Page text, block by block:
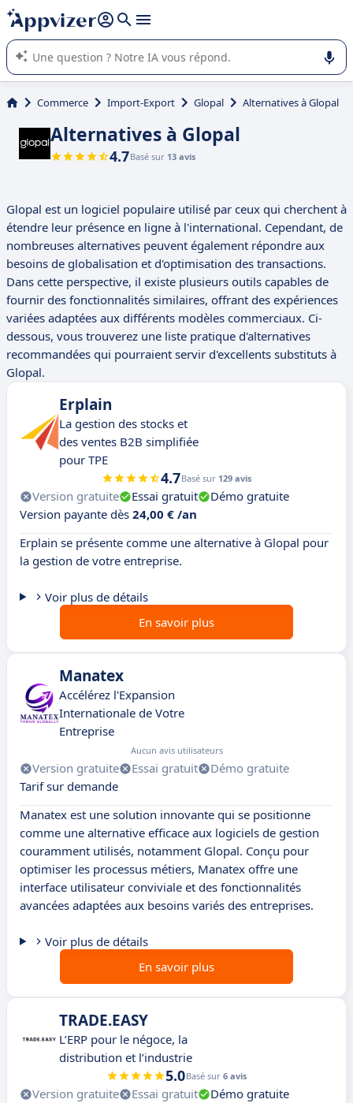
répondre (plusieurs lignes avec
L'IA de Appvizer vous guide dans l'utilisation ou la sélection de
logiciel SaaS en entreprise.
Commerce Import-Export Glopal Alternatives à Glopal
Alternatives à Glopal
4.7Basé sur 13 avis
Glopal est un logiciel populaire utilisé par ceux qui cherchent à
étendre leur présence en ligne à l'international. Cependant, de
nombreuses alternatives peuvent également répondre aux
besoins de globalisation et d'optimisation des transactions.
Dans cette perspective, il existe plusieurs outils capables de
fournir des fonctionnalités similaires, offrant des expériences
variées adaptées aux différents modèles commerciaux. Ci-
dessous, vous trouverez une liste pratique d'alternatives
recommandées qui pourraient servir d'excellents substituts à
Glopal.
Erplain
La gestion des stocks et
des ventes B2B simplifiée
pour TPE
4.7Basé sur 129 avis
Version gratuite Essai gratuit
Démo gratuite
Version payante dès 24,00 € /an
Erplain se présente comme une alternative à Glopal pour
la gestion de votre entreprise.
Voir plus de détails
En savoir plus
Manatex
Accélérez l'Expansion
Internationale de Votre
Entreprise
Aucun avis utilisateurs
Version gratuite Essai gratuit
Démo gratuite
Tarif sur demande
Manatex est une solution innovante qui se positionne
comme une alternative efficace aux logiciels de gestion
couramment utilisés, notamment Glopal. Conçu pour
optimiser les processus métiers, Manatex offre une
interface utilisateur conviviale et des fonctionnalités
avancées adaptées aux besoins variés des entreprises.
Voir plus de détails
En savoir plus
TRADE.EASY
L’ERP pour le négoce, la
distribution et l’industrie
5.0Basé sur 6 avis
Version gratuite Essai gratuit
Démo gratuite